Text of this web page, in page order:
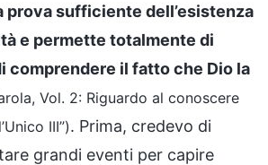
prova sufficiente dell’esistenza
e permette totalmente di
comprendere il fatto che Dio la
Vol. 2: Riguardo al conoscere
III”). Prima, credevo di
grandi eventi per capire